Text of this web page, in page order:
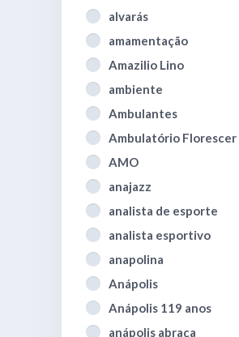
alvarás
amamentação
Amazilio Lino
ambiente
Ambulantes
Ambulatório Florescer
AMO
anajazz
analista de esporte
analista esportivo
anapolina
Anápolis
Anápolis 119 anos
anápolis abraça